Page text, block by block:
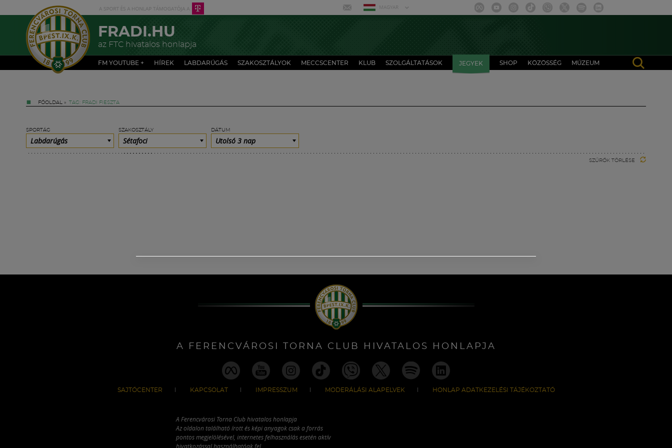
MAGYAR
FRADI.HU
az FTC hivatalos honlapja
FM YOUTUBE + HÍREK LABDARÚGÁS SZAKOSZTÁLYOK MECCSCENTER KLUB SZOLGÁLTATÁSOK JEGYEK SHOP KÖZÖSSÉG MÚZEUM
FŐOLDAL » TAG: FRADI FIESZTA
SPORTÁG
Labdarúgás
SZAKOSZTÁLY
Sétafoci
DÁTUM
Utolsó 3 nap
SZŰRŐK TÖRLÉSE
A FERENCVÁROSI TORNA CLUB HIVATALOS HONLAPJA
SAJTÓCENTER KAPCSOLAT IMPRESSZUM MODERÁLÁSI ALAPELVEK HONLAP ADATKEZELÉSI TÁJÉKOZTATÓ
A Ferencvárosi Torna Club hivatalos honlapja
Az oldalon található írott és képi anyagok csak a forrás
pontos megjelölésével, internetes felhasználás esetén aktív
hivatkozással használhatóak fel.